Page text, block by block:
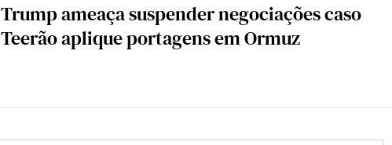
Trump ameaça suspender negociações caso
Teerão aplique portagens em Ormuz